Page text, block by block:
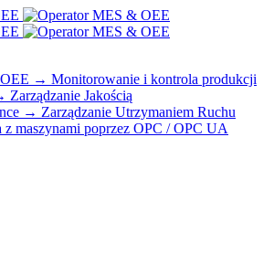
→ Monitorowanie i kontrola produkcji
Jakością
→ Zarządzanie Utrzymaniem Ruchu
z maszynami poprzez OPC / OPC UA